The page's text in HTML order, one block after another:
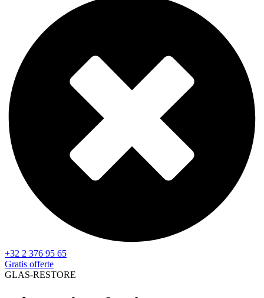
+32 2 376 95 65
Gratis offerte
GLAS-RESTORE